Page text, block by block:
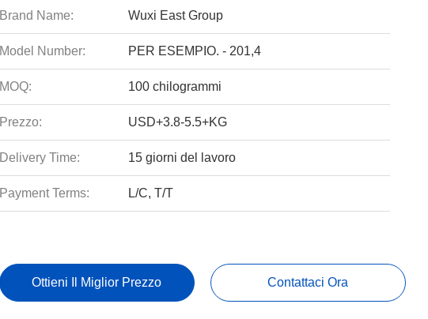
Brand Name: Wuxi East Group
Model Number: PER ESEMPIO. - 201,4
MOQ: 100 chilogrammi
Prezzo: USD+3.8-5.5+KG
Delivery Time: 15 giorni del lavoro
Payment Terms: L/C, T/T
Ottieni Il Miglior Prezzo Contattaci Ora